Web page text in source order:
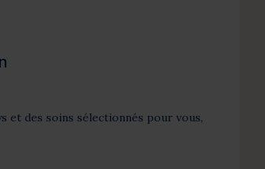
et des soins sélectionnés pour vous,